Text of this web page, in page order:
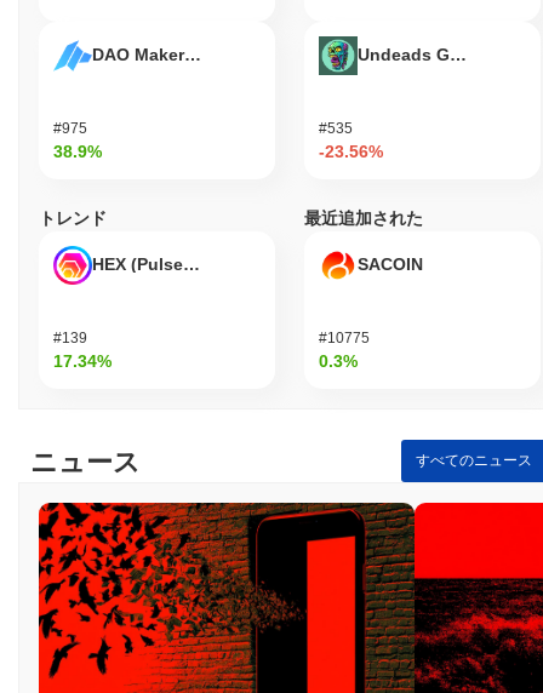
DAO Maker Token
#975
38.9%
Undeads Games
#535
-23.56%
トレンド
HEX (Pulsechain)
#139
17.34%
最近追加された
SACOIN
#10775
0.3%
ニュース すべてのニュース